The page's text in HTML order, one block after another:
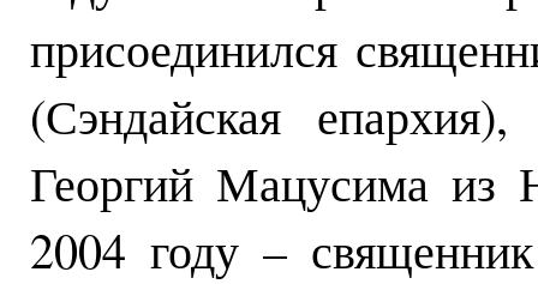
присоединился
(Сэндайская
Георгий Мацусима из
2004 году –